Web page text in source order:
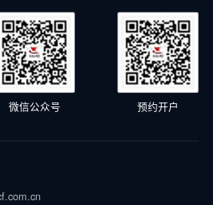
微信公众号 预约开户